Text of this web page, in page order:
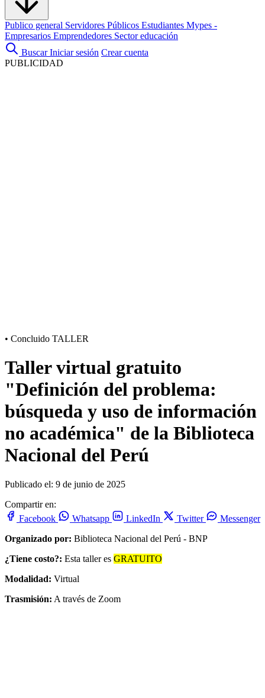
Publico general Servidores Públicos Estudiantes Mypes -
Empresarios Emprendedores Sector educación
Buscar Iniciar sesión Crear cuenta
PUBLICIDAD
• Concluido TALLER
Taller virtual gratuito
"Definición del problema:
búsqueda y uso de información
no académica" de la Biblioteca
Nacional del Perú
Publicado el: 9 de junio de 2025
Compartir en:
Facebook
Whatsapp LinkedIn Twitter
Messenger
Organizado por: Biblioteca Nacional del Perú - BNP
¿Tiene costo?: Esta taller es GRATUITO
Modalidad: Virtual
Trasmisión: A través de Zoom